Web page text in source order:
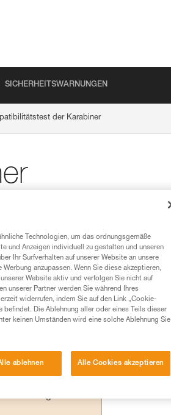
SICHERHEITSWARNUNGEN
der Karabiner
neuen Karabiner
Tipp geht,
verstehen zu
richtig
ein spezielles
Vorgang
gibt es
Technologien, um das ordnungsgemäße
und Anzeigen individuell zu gestalten und unseren
Ihr Surfverhalten auf unserer Website an unsere
anzupassen. Wenn Sie diese akzeptieren,
Website aktiv und verfolgen Sie nicht auf
unserer Partner werden Sie während Ihres
widerrufen, indem Sie auf den Link „Cookie-
befindet. Die Ablehnung aller oder eines Teils dieser
keinen Umständen wird eine solche Ablehnung Sie
ablehnen Alle Cookies akzeptieren